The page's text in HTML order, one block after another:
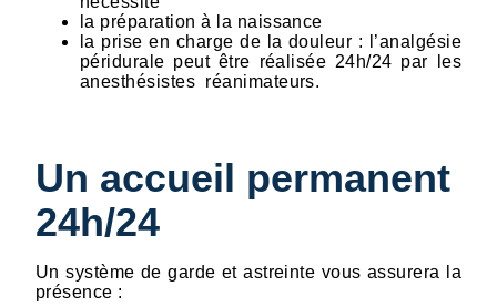
la préparation à la naissance
la prise en charge de la douleur : l’analgésie
péridurale peut être réalisée 24h/24 par les
anesthésistes réanimateurs.
Un accueil permanent
24h/24
Un système de garde et astreinte vous assurera la
présence :